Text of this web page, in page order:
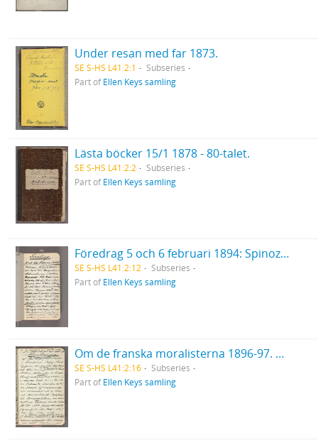
Under resan med far 1873.
SE S-HS L41:2:1
Subseries
Part ofEllen Keys samling
Lästa böcker 15/1 1878 - 80-talet.
SE S-HS L41:2:2
Subseries
Part ofEllen Keys samling
Föredrag 5 och 6 februari 1894: Spinoza. Med ett löst tillägg.
SE S-HS L41:2:12
Subseries
Part ofEllen Keys samling
Om de franska moralisterna 1896-97. Del 2.
SE S-HS L41:2:16
Subseries
Part ofEllen Keys samling